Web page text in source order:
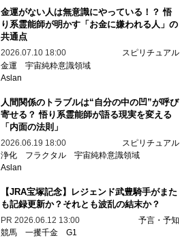
金運がない人は無意識にやっている！？ 悟
り系霊能師が明かす「お金に嫌われる人」の
共通点
2026.07.10 18:00
スピリチュアル
金運 宇宙純粋意識領域
Aslan
人間関係のトラブルは“自分の中の凹”が呼び
寄せる？ 悟り系霊能師が語る現実を変える
「内面の法則」
2026.06.19 18:00
スピリチュアル
浄化
フラクタル 宇宙純粋意識領域
Aslan
【JRA宝塚記念】レジェンド武豊騎手がまた
も記録更新か？それとも波乱の結末か？
PR 2026.06.12 13:00
予言・予知
競馬 一攫千金 G1